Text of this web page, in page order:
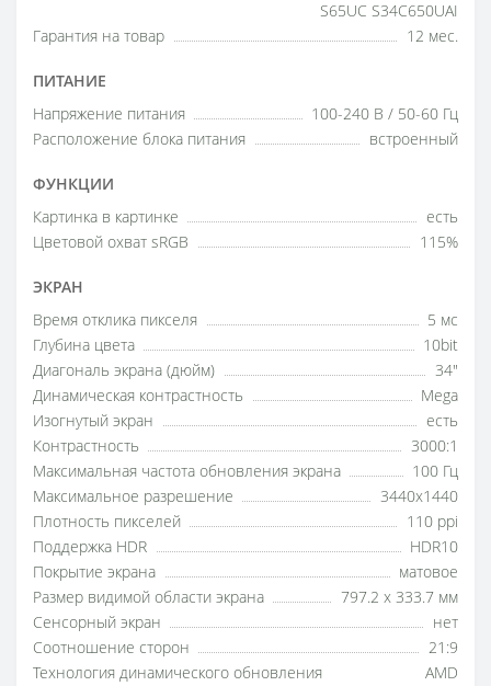
S65UC S34C650UAI
Гарантия на товар
12 мес.
ПИТАНИЕ
Напряжение питания
100-240 В / 50-60 Гц
Расположение блока питания
встроенный
ФУНКЦИИ
Картинка в картинке
есть
Цветовой охват sRGB
115%
ЭКРАН
Время отклика пикселя
5 мс
Глубина цвета
10bit
Диагональ экрана (дюйм)
34"
Динамическая контрастность
Mega
Изогнутый экран
есть
Контрастность
3000:1
Максимальная частота обновления экрана
100 Гц
Максимальное разрешение
3440x1440
Плотность пикселей
110 ppi
Поддержка HDR
HDR10
Покрытие экрана
матовое
Размер видимой области экрана
797.2 x 333.7 мм
Сенсорный экран
нет
Соотношение сторон
21:9
Технология динамического обновления
AMD